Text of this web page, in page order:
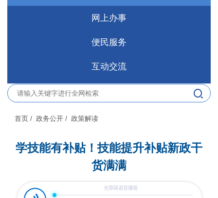
网上办事
便民服务
互动交流
首页 / 政务公开 / 政策解读
学技能有补贴！技能提升补贴新政干
货满满